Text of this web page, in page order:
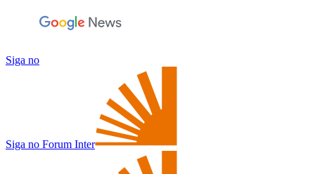
Siga no
Siga no Forum Inter